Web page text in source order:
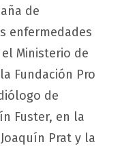
de
enfermedades
Ministerio de
Fundación Pro
de
Fuster, en la
Prat y la